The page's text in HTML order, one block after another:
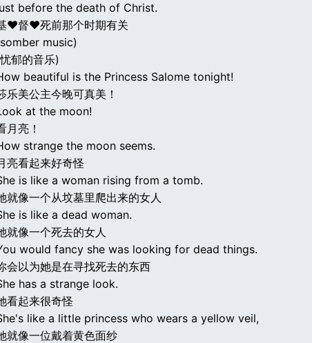
before the death of Christ.
♥督♥死前那个时期有关
music)
郁的音乐)
beautiful is the Princess Salome tonight!
乐美公主今晚可真美！
at the moon!
月亮！
strange the moon seems.
亮看起来好奇怪
is like a woman rising from a tomb.
就像一个从坟墓里爬出来的女人
is like a dead woman.
就像一个死去的女人
would fancy she was looking for dead things.
会以为她是在寻找死去的东西
has a strange look.
看起来很奇怪
like a little princess who wears a yellow veil,
就像一位戴着黄色面纱